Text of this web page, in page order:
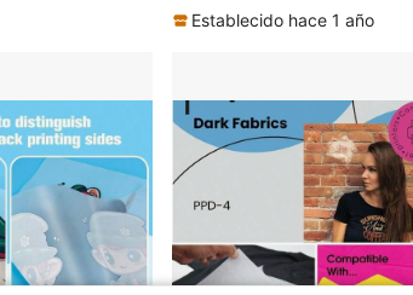
Establecido hace 1 año